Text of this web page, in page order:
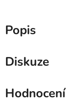
Popis
Diskuze
Hodnocení